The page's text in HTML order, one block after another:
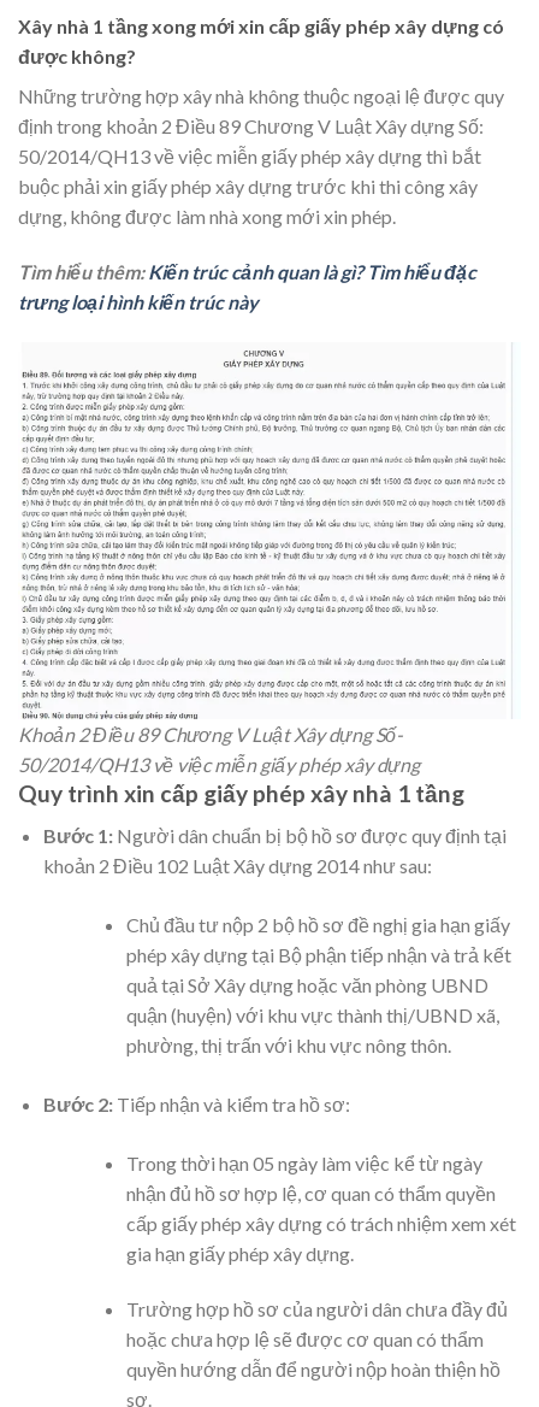
Xây nhà 1 tầng xong mới xin cấp giấy phép xây dựng có
được không?
Những trường hợp xây nhà không thuộc ngoại lệ được quy
định trong ​​khoản 2 Điều 89 Chương V Luật Xây dựng Số:
50/2014/QH13 về việc miễn giấy phép xây dựng thì bắt
buộc phải xin giấy phép xây dựng trước khi thi công xây
dựng, không được làm nhà xong mới xin phép.
Tìm hiểu thêm:Kiến trúc cảnh quan là gì? Tìm hiểu đặc
trưng loại hình kiến trúc này
Khoản 2 Điều 89 Chương V Luật Xây dựng Số-
50/2014/QH13 về việc miễn giấy phép xây dựng
Quy trình xin cấp giấy phép xây nhà 1 tầng
Bước 1:Người dân chuẩn bị bộ hồ sơ được quy định tại
khoản 2 Điều 102 Luật Xây dựng 2014 như sau:
Chủ đầu tư nộp 2 bộ hồ sơ đề nghị gia hạn giấy
phép xây dựng tại Bộ phận tiếp nhận và trả kết
quả tại Sở Xây dựng hoặc văn phòng UBND
quận (huyện) với khu vực thành thị/UBND xã,
phường, thị trấn với khu vực nông thôn.
Bước 2:Tiếp nhận và kiểm tra hồ sơ:
Trong thời hạn 05 ngày làm việc kể từ ngày
nhận đủ hồ sơ hợp lệ, cơ quan có thẩm quyền
cấp giấy phép xây dựng có trách nhiệm xem xét
gia hạn giấy phép xây dựng.
Trường hợp hồ sơ của người dân chưa đầy đủ
hoặc chưa hợp lệ sẽ được cơ quan có thẩm
quyền hướng dẫn để người nộp hoàn thiện hồ
sơ.